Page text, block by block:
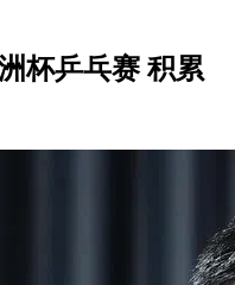
杯乒乓赛 积累